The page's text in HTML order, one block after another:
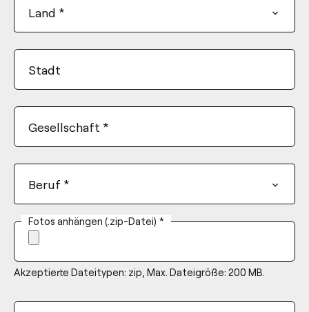
Land *
Stadt
Gesellschaft *
Beruf *
Fotos anhängen (.zip-Datei) *
Akzeptierte Dateitypen: zip, Max. Dateigröße: 200 MB.